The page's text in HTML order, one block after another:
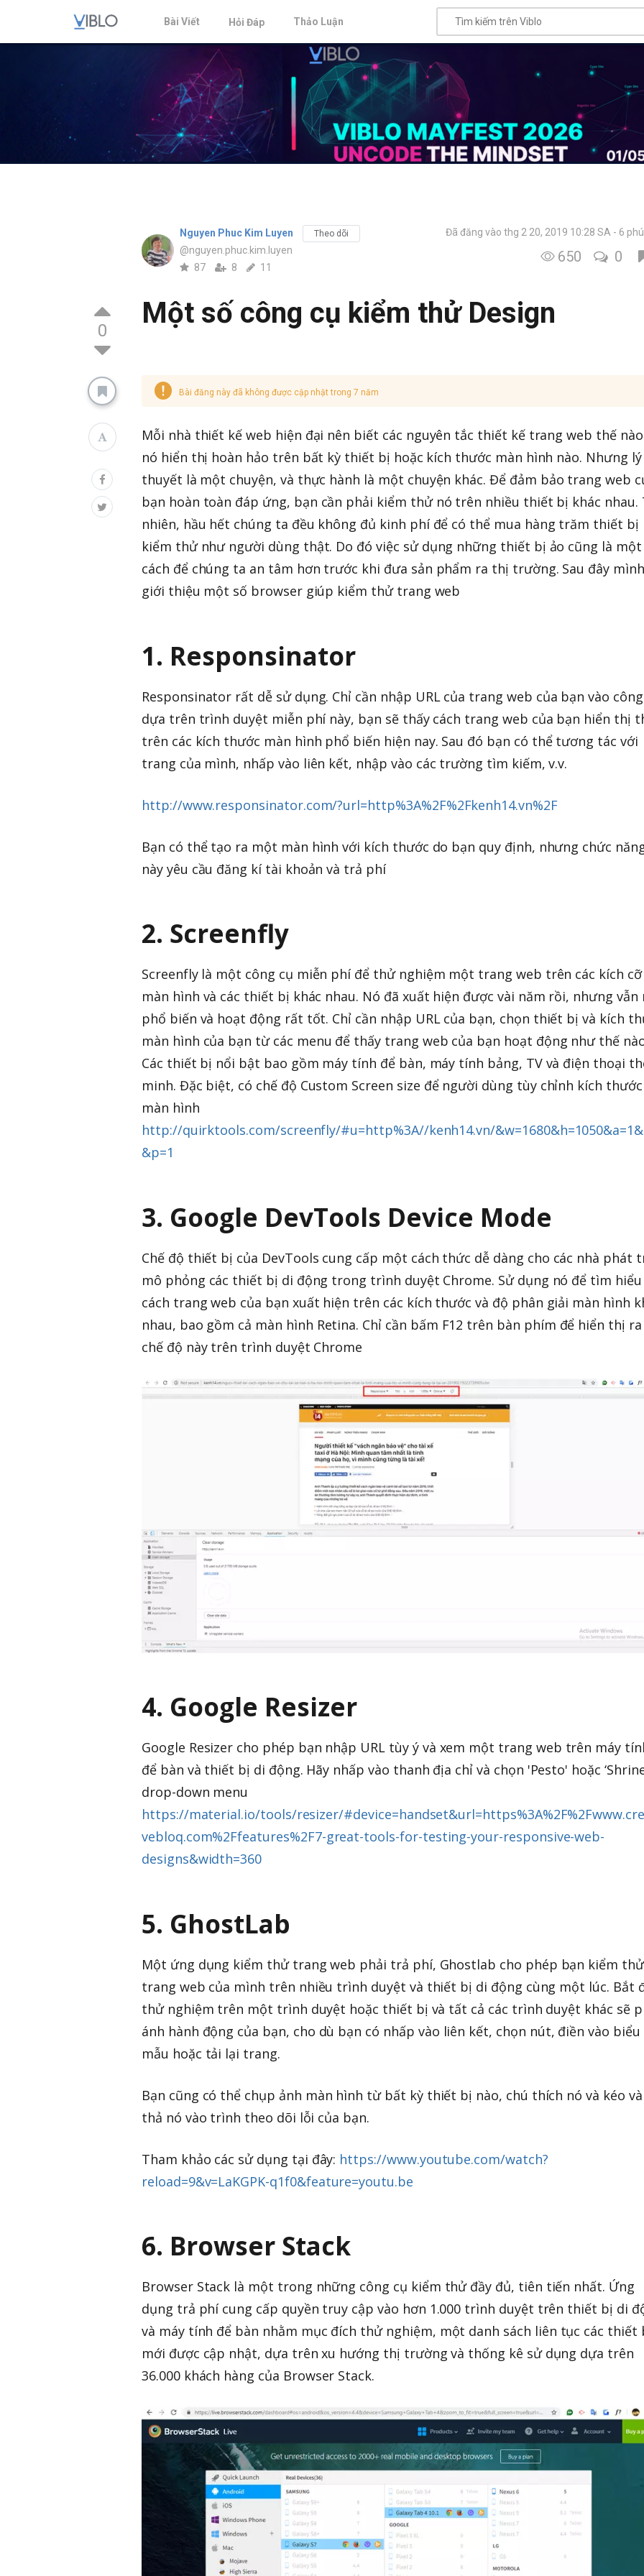
Bài Viết Hỏi Đáp Thảo Luận
0
Nguyen Phuc Kim Luyen
@nguyen.phuc.kim.luyen
Theo dõi
87 8 11
Đã đăng vào thg 2 20, 2019 10:28 SA 6
650 0
Một số công cụ kiểm thử Design
Bài đăng này đã không được cập nhật trong 7 năm
Mỗi nhà thiết kế web hiện đại nên biết các nguyên tắc thiết kế trang web thế
nó hiển thị hoàn hảo trên bất kỳ thiết bị hoặc kích thước màn hình nào. Nhưng lý
thuyết là một chuyện, và thực hành là một chuyện khác. Để đảm bảo trang web
bạn hoàn toàn đáp ứng, bạn cần phải kiểm thử nó trên nhiều thiết bị khác nhau.
nhiên, hầu hết chúng ta đều không đủ kinh phí để có thể mua hàng trăm thiết bị
kiểm thử như người dùng thật. Do đó việc sử dụng những thiết bị ảo cũng là một
cách để chúng ta an tâm hơn trước khi đưa sản phẩm ra thị trường. Sau đây
giới thiệu một số browser giúp kiểm thử trang web
1. Responsinator
Responsinator rất dễ sử dụng. Chỉ cần nhập URL của trang web của bạn vào
dựa trên trình duyệt miễn phí này, bạn sẽ thấy cách trang web của bạn hiển thị
trên các kích thước màn hình phổ biến hiện nay. Sau đó bạn có thể tương tác với
trang của mình, nhấp vào liên kết, nhập vào các trường tìm kiếm, v.v.
http://www.responsinator.com/?url=http%3A%2F%2Fkenh14.vn%2F
Bạn có thể tạo ra một màn hình với kích thước do bạn quy định, nhưng chức
này yêu cầu đăng kí tài khoản và trả phí
2. Screenfly
Screenfly là một công cụ miễn phí để thử nghiệm một trang web trên các kích cỡ
màn hình và các thiết bị khác nhau. Nó đã xuất hiện được vài năm rồi, nhưng vẫn
phổ biến và hoạt động rất tốt. Chỉ cần nhập URL của bạn, chọn thiết bị và kích
màn hình của bạn từ các menu để thấy trang web của bạn hoạt động như thế
Các thiết bị nổi bật bao gồm máy tính để bàn, máy tính bảng, TV và điện thoại
minh. Đặc biệt, có chế độ Custom Screen size để người dùng tùy chỉnh kích thước
màn hình
http://quirktools.com/screenfly/#u=http%3A//kenh14.vn/
&p=1
3. Google DevTools Device Mode
Chế độ thiết bị của DevTools cung cấp một cách thức dễ dàng cho các nhà phát
mô phỏng các thiết bị di động trong trình duyệt Chrome. Sử dụng nó để tìm hiểu
cách trang web của bạn xuất hiện trên các kích thước và độ phân giải màn hình
nhau, bao gồm cả màn hình Retina. Chỉ cần bấm F12 trên bàn phím để hiển thị ra
chế độ này trên trình duyệt Chrome
4. Google Resizer
Google Resizer cho phép bạn nhập URL tùy ý và xem một trang web trên máy
để bàn và thiết bị di động. Hãy nhấp vào thanh địa chỉ và chọn 'Pesto' hoặc
drop-down menu
https://material.io/tools/resizer/
vebloq.com%2Ffeatures%2F7-great-tools-for-testing-your-responsive-web-
designs&width=360
5. GhostLab
Một ứng dụng kiểm thử trang web phải trả phí, Ghostlab cho phép bạn kiểm thử
trang web của mình trên nhiều trình duyệt và thiết bị di động cùng một lúc. Bắt
thử nghiệm trên một trình duyệt hoặc thiết bị và tất cả các trình duyệt khác sẽ
ánh hành động của bạn, cho dù bạn có nhấp vào liên kết, chọn nút, điền vào biểu
mẫu hoặc tải lại trang.
Bạn cũng có thể chụp ảnh màn hình từ bất kỳ thiết bị nào, chú thích nó và kéo và
thả nó vào trình theo dõi lỗi của bạn.
Tham khảo các sử dụng tại đây: https://www.youtube.com/watch?
reload=9&v=LaKGPK-q1f0&feature=youtu.be
6. Browser Stack
Browser Stack là một trong những công cụ kiểm thử đầy đủ, tiên tiến nhất. Ứng
dụng trả phí cung cấp quyền truy cập vào hơn 1.000 trình duyệt trên thiết bị di
và máy tính để bàn nhằm mục đích thử nghiệm, một danh sách liên tục các thiết
mới được cập nhật, dựa trên xu hướng thị trường và thống kê sử dụng dựa trên
36.000 khách hàng của Browser Stack.